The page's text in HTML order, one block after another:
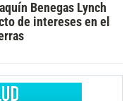
Benegas Lynch
de intereses en el